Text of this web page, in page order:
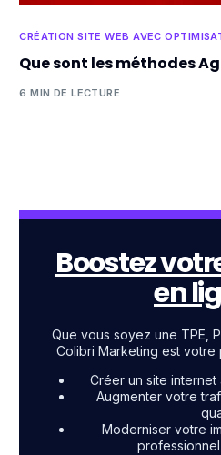
CRÉATION SITE WEB AVEC
Que sont les méthodes
6 MIN DE LECTURE
Boostez
en
Que vous soyez une TPE,
Colibri Marketing est votre
Créer un site
Augmenter votre
Moderniser votre